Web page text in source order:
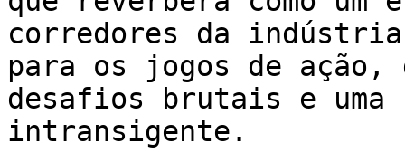
corredores da
para os jogos de ação,
desafios brutais e
intransigente.